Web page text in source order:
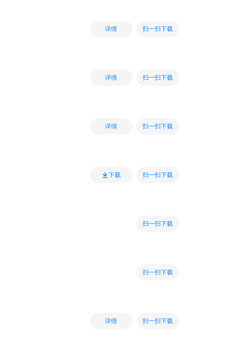
详情 扫一扫下载
详情 扫一扫下载
详情 扫一扫下载
下载 扫一扫下载
扫一扫下载
扫一扫下载
详情 扫一扫下载